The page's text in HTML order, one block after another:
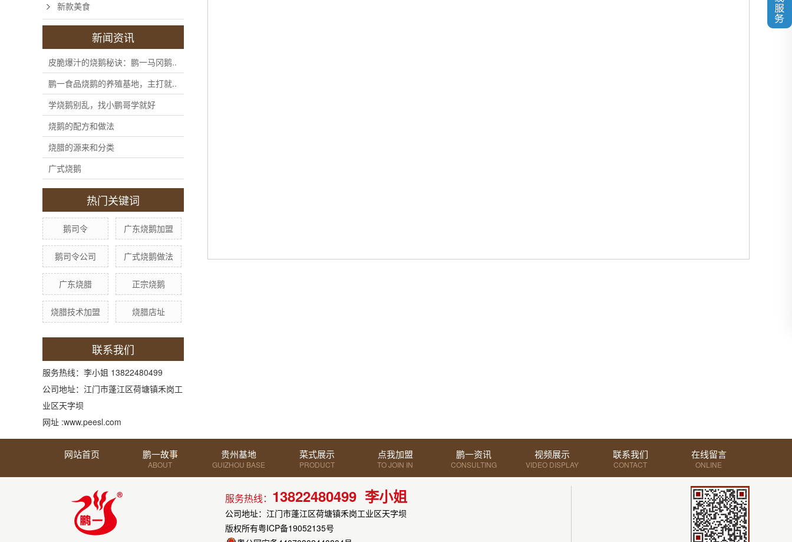
新款美食
新闻资讯
皮脆爆汁的烧鹅秘诀：鹏一马冈鹅..
鹏一食品烧鹅的养殖基地，主打就..
学烧鹅别乱，找小鹏哥学就好
烧鹅的配方和做法
烧腊的源来和分类
广式烧鹅
热门关键词
鹅司令 广东烧鹅加盟
鹅司令公司 广式烧鹅做法
广东烧腊 正宗烧鹅
烧腊技术加盟 烧腊店址
联系我们
服务热线：李小姐 13822480499
公司地址：江门市蓬江区荷塘镇禾岗工
业区天字坝
网址 :www.peesl.com
网站首页 鹏一故事
ABOUT
贵州基地
GUIZHOU BASE
菜式展示
PRODUCT
点我加盟
TO JOIN IN
鹏一资讯
CONSULTING
视频展示
VIDEO DISPLAY
联系我们
CONTACT
在线留言
ONLINE
MESSAGE
服务热线： 13822480499 李小姐
公司地址：江门市蓬江区荷塘镇禾岗工业区天字坝
版权所有粤ICP备19052135号